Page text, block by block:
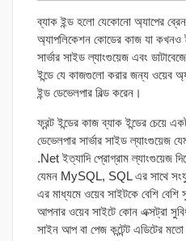
ব্যাক ইন্ড হলো যেকোনো অ্যাপের
অ্যাপলিকেশন কোডের কাজ যা কখনও
সার্ভার সাইড ল্যাংগুয়েজ এবং
ইন্ডে যে কাজগুলো করার জন্য ওয়েব
ইন্ড ডেভেলপার বিল্ড করেন।
ফ্রন্ট ইন্ডের কাজ ব্যাক ইন্ডের চেয়ে
ডেভেলপার সার্ভার সাইড
.Net ইত্যাদি প্রোগ্রাম ল্যাংগুয়েজ
যেমন MySQL, SQL এর সাথে
এর মাধ্যমে ওয়েব সাইটকে বেশি
আপনার ওয়েব সাইটে কোন এক্সট্রা
সাইন আপ বা পেজ কন্টেন্ট এডিটের মতো